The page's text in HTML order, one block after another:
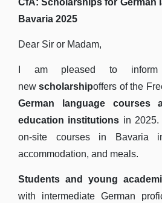
Bavaria 2025
Dear Sir or Madam,
I am pleased to
newscholarshipoffers of the
German language courses
education institutions in 2025.
on-site courses in Bavaria
accommodation, and meals.
Students and young
with intermediate German